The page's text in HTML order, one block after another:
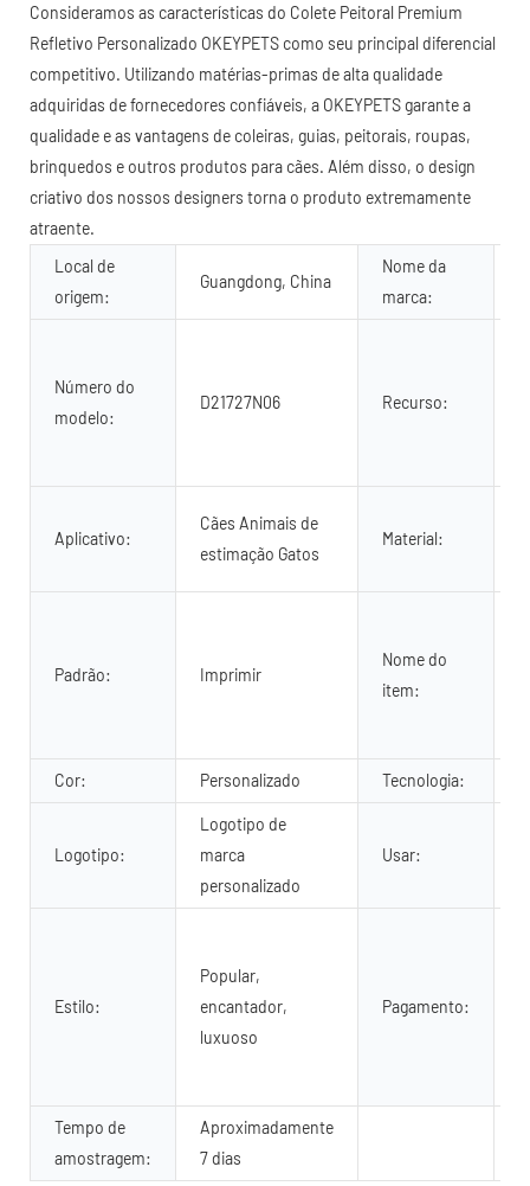
Consideramos as características do Colete Peitoral Premium
Refletivo Personalizado OKEYPETS como seu principal diferencial
competitivo. Utilizando matérias-primas de alta qualidade
adquiridas de fornecedores confiáveis, a OKEYPETS garante a
qualidade e as vantagens de coleiras, guias, peitorais, roupas,
brinquedos e outros produtos para cães. Além disso, o design
criativo dos nossos designers torna o produto extremamente
atraente.
Local de
origem:
Guangdong, China
Nome da
marca:
Número do
modelo:
D21727N06 Recurso:
Aplicativo:
Cães Animais de
estimação Gatos
Material:
Padrão: Imprimir
Nome do
item:
Cor: Personalizado Tecnologia:
Logotipo:
Logotipo de
marca
personalizado
Usar:
Estilo:
Popular,
encantador,
luxuoso
Pagamento:
Tempo de
amostragem:
Aproximadamente
7 dias